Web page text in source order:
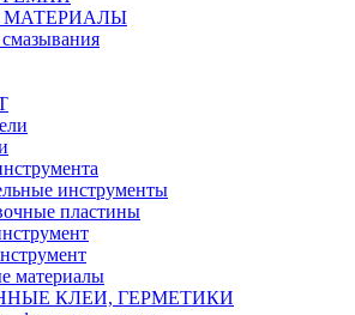
инструменты
пластины
материалы
КЛЕИ, ГЕРМЕТИКИ